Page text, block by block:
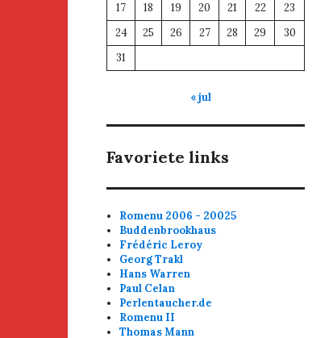
17
18 19 20 21 22
23
24
25 26 27 28 29
30
31
« jul
Favoriete links
Romenu 2006 - 20025
Buddenbrookhaus
Frédéric Leroy
Georg Trakl
Hans Warren
Paul Celan
Perlentaucher.de
Romenu II
Thomas Mann